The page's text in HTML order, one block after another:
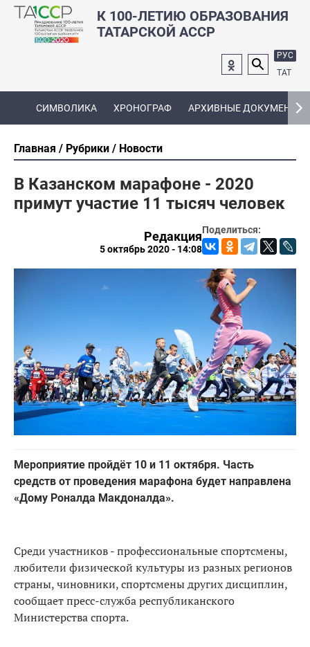
К 100-ЛЕТИЮ ОБРАЗОВАНИЯ
ТАТАРСКОЙ АССР
РУС
ТАТ
СИМВОЛИКА ХРОНОГРАФ АРХИВНЫЕ ДОКУМЕНТЫ
Главная Рубрики Новости
В Казанском марафоне - 2020
примут участие 11 тысяч человек
Поделиться:
Редакция
5 октябрь 2020 - 14:08
Мероприятие пройдёт 10 и 11 октября. Часть
средств от проведения марафона будет направлена
«Дому Роналда Макдоналда».
Среди участников - профессиональные спортсмены,
любители физической культуры из разных регионов
страны, чиновники, спортсмены других дисциплин,
сообщает пресс-служба республиканского
Министерства спорта.